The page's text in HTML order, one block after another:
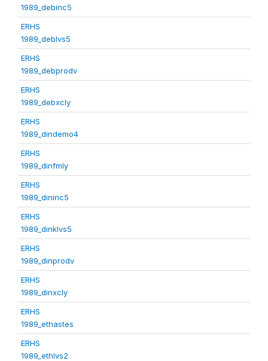
1989_debinc5
ERHS
1989_deblvs5
ERHS
1989_debprodv
ERHS
1989_debxcly
ERHS
1989_dindemo4
ERHS
1989_dinfmly
ERHS
1989_dininc5
ERHS
1989_dinklvs5
ERHS
1989_dinprodv
ERHS
1989_dinxcly
ERHS
1989_ethastes
ERHS
1989_ethlvs2